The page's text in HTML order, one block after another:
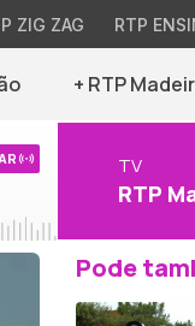
ZIG ZAG RTP
+ RTP
TV
RTP
Pode